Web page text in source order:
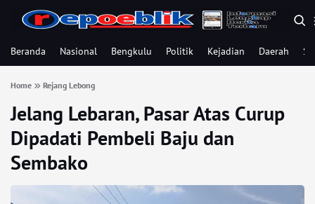
Beranda Nasional Bengkulu Politik Kejadian Daerah
Home Rejang Lebong
Jelang Lebaran, Pasar Atas Curup
Dipadati Pembeli Baju dan
Sembako